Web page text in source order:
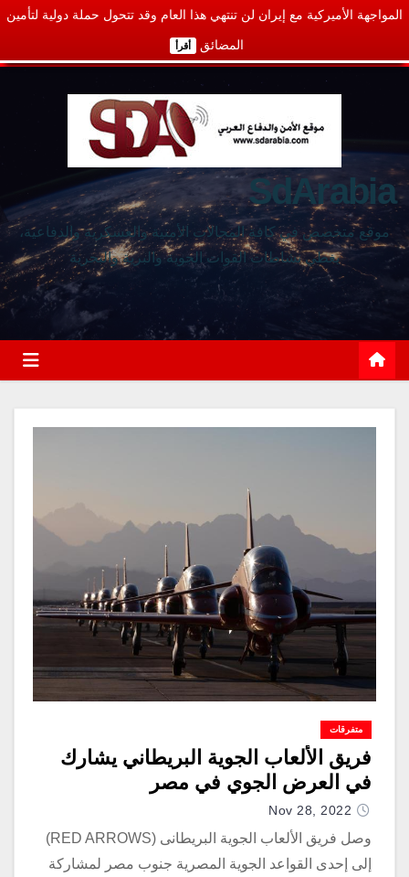
المواجهة الأميركية مع إيران لن تنتهي هذا العام وقد تتحول حملة دولية لتأمين
المضائق أقرأ
SdArabia
موقع متخصص في كافة المجالات الأمنية والعسكرية والدفاعية،
يغطي نشاطات القوات الجوية والبرية والبحرية
متفرقات
فريق الألعاب الجوية البريطاني يشارك
في العرض الجوي في مصر
Nov 28, 2022
وصل فريق الألعاب الجوية البريطانى (RED ARROWS)
إلى إحدى القواعد الجوية المصرية جنوب مصر لمشاركة